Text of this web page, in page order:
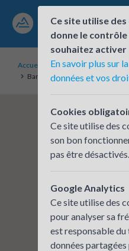
Accueil
Établissements inscrits
Banque de France - Succursale
Ce site utilise
donne le contrôle
souhaitez activer
En savoir plus sur
données et vos
Cookies
Ce site utilise des
son bon
pas être désactivés.
Google Analytics
Ce site utilise des
pour analyser sa
est responsable
données